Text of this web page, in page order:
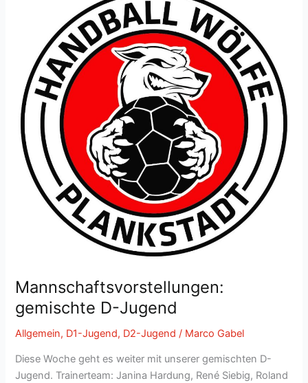
Mannschaftsvorstellungen:
gemischte D-Jugend
Allgemein, D1-Jugend, D2-Jugend / Marco Gabel
Diese Woche geht es weiter mit unserer gemischten D-
Jugend. Trainerteam: Janina Hardung, René Siebig, Roland